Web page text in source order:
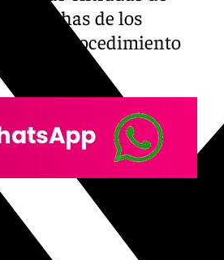
las fechas de los
del procedimiento